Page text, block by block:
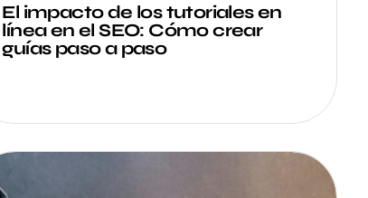
El impacto de los tutoriales en
línea en el SEO: Cómo crear
guías paso a paso